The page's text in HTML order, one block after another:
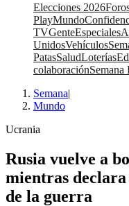
Elecciones 2026
PlayMundo
TVGenteEspeciales
UnidosVehículos
PatasSaludLoterías
colaboraciónSemana
Semana|
Mundo
Ucrania
Rusia vuelve a
mientras
de la guerra